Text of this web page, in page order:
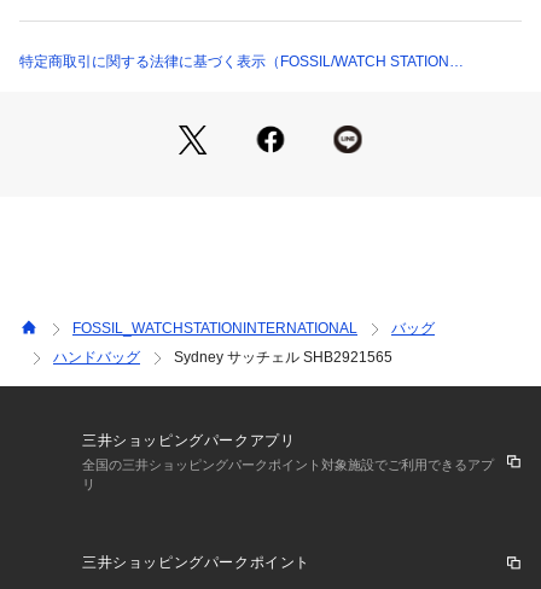
内側のディテール：ファスナーポケット x 1, スライドポケッ
ってみえる場合がございます。
特定商取引に関する法律に基づく表示（FOSSIL/WATCH STATION
FOSSIL_WATCHSTATIONINTERNATIONAL
バッグ
ハンドバッグ
Sydney サッチェル SHB2921565
三井ショッピングパークアプリ
全国の三井ショッピングパークポイント対象施設でご利用できるアプ
リ
三井ショッピングパークポイント